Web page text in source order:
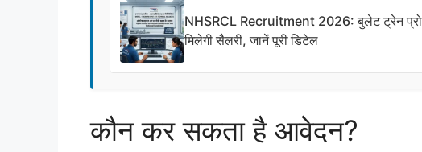
NHSRCL Recruitment 2026: बुलेट ट्रेन
मिलेगी सैलरी, जानें पूरी डिटेल
कौन कर सकता है आवेदन?